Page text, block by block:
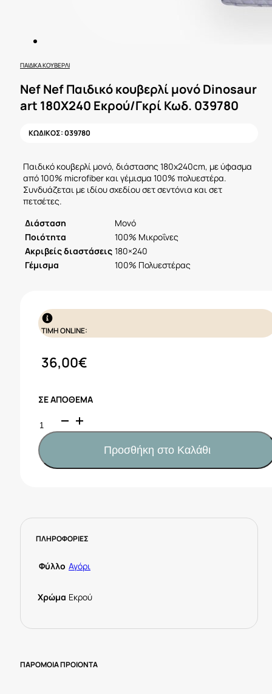
ΠΑΙΔΙΚΆ ΚΟΥΒΕΡΛΊ
Nef Nef Παιδικό κουβερλί μονό Dinosaur
art 180X240 Εκρού/Γκρί Κωδ. 039780
ΚΩΔΙΚΟΣ:039780
Παιδικό κουβερλί μονό, διάστασης 180x240cm, με ύφασμα
από 100% microfiber και γέμισμα 100% πολυεστέρα.
Συνδυάζεται με ιδίου σχεδίου σετ σεντόνια και σετ
πετσέτες.
Διάσταση
Μονό
Ποιότητα
100% Μικροΐνες
Ακριβείς διαστάσεις 180×240
Γέμισμα
100% Πολυεστέρας
ΤΙΜΗ ONLINE:
36,00€
ΣΕ ΑΠΌΘΕΜΑ
Nef
Nef
Παιδικό
κουβερλί
μονό
Γκρί
039780
Προσθήκη στο Καλάθι
ΠΛΗΡΟΦΟΡΙΕΣ
Φύλλο Αγόρι
Χρώμα Εκρού
ΠΑΡΟΜΟΙΑ ΠΡΟΙΟΝΤΑ